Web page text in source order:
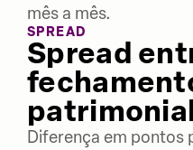
mês a mês.
SPREAD
Spread
Diferença em pontos